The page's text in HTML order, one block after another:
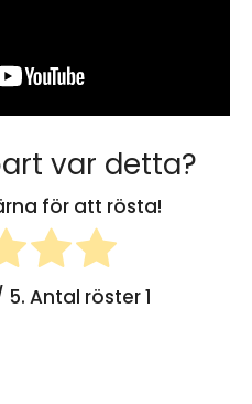
var detta?
för att rösta!
5. Antal röster1